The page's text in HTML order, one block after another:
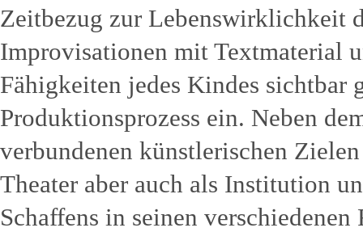
Zeitbezug zur Lebenswirklichkeit
Improvisationen mit Textmaterial
Fähigkeiten jedes Kindes sichtbar
Produktionsprozess ein. Neben
verbundenen künstlerischen
Theater aber auch als Institution
Schaffens in seinen